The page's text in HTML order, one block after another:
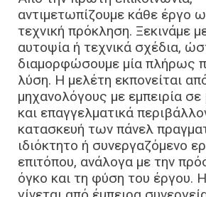
αντιμετωπίζουμε κάθε έργο
τεχνική πρόκληση. Ξεκινάμε
αυτοψία ή τεχνικά σχέδια,
διαμορφώσουμε μία πλήρως
λύση. Η μελέτη εκπονείται
μηχανολόγους με εμπειρία σε
και επαγγελματικά
κατασκευή των πάνελ
ιδιόκτητο ή συνεργαζόμενο
επιτόπου, ανάλογα με την
όγκο και τη φύση του έργου.